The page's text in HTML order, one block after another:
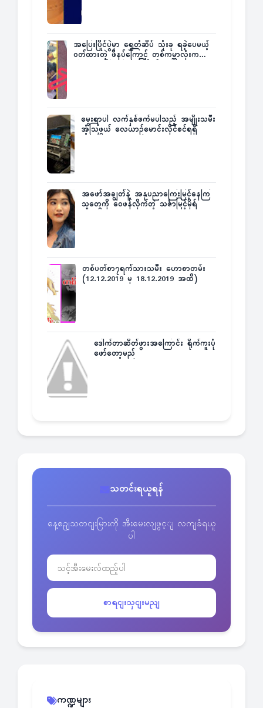
အပြေးပြိုင်ပွဲမှာ ရွှေတံဆိပ် သုံးခု ရခဲ့ပေမယ့်
ဝတ်ထားတဲ့ ဖိနပ်ကြောင့် တစ်ကမ္ဘာလုံးက
မွေးရာပါ လက်နှစ်ဖက်မပါသည့် အမျိုးသမီး
အံ့သြဖွယ် လေယာဉ်မောင်းလိုင်စင်ရရှိ
အဖော်အချွတ်နဲ့ အနုပညာကြေးမြင့်နေကြ
သူတွေကို ဝေဖန်လိုက်တဲ့ သင်္ဇာမြင့်မိုရ်
တစ်ပတ်စာ၇ရက်သားသမီး ဟောစာတမ်း
(12.12.2019 မှ 18.12.2019 အထိ)
ဒေါက်တာဆိတ်ဖွားအကြောင်း ရိုက်ကူးပုံ
ဖော်တော့မည်
သတင်းရယူရန်
နေ့စဥျသတငျးမြားကို အီးမေးလျဖွင့ျ လကျခံရယူ
ပါ
စာရငျးသှငျးမညျ
ကဏ္ဍများ